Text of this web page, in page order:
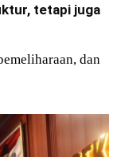
tetapi juga
dan